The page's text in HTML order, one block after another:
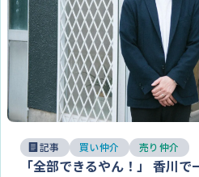
記事 買い仲介 売り仲介
「全部できるやん！」 香川